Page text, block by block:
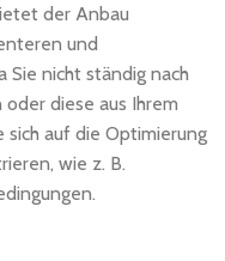
der Anbau
und
Sie nicht ständig nach
diese aus Ihrem
auf die Optimierung
wie z. B.